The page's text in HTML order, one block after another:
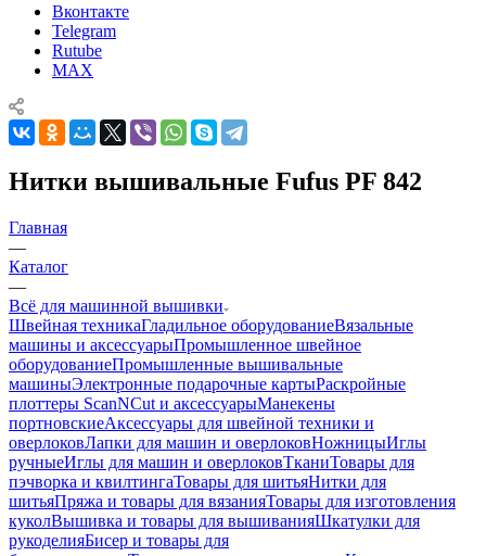
Вконтакте
Telegram
Rutube
MAX
Нитки вышивальные Fufus PF 842
Главная
—
Каталог
—
Всё для машинной вышивки
Швейная техникаГладильное оборудованиеВязальные
машины и аксессуарыПромышленное швейное
оборудованиеПромышленные вышивальные
машиныЭлектронные подарочные картыРаскройные
плоттеры ScanNCut и аксессуарыМанекены
портновскиеАксессуары для швейной техники и
оверлоковЛапки для машин и оверлоковНожницыИглы
ручныеИглы для машин и оверлоковТканиТовары для
пэчворка и квилтингаТовары для шитьяНитки для
шитьяПряжа и товары для вязанияТовары для изготовления
куколВышивка и товары для вышиванияШкатулки для
рукоделияБисер и товары для